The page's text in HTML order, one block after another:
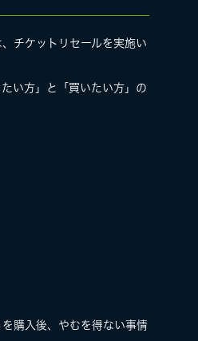
、チケットリセールを実施い
い方」と「買いたい方」の
購入後、やむを得ない事情